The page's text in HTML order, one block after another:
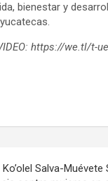
bienestar y
https://we.tl/t-
Salva-Muévete